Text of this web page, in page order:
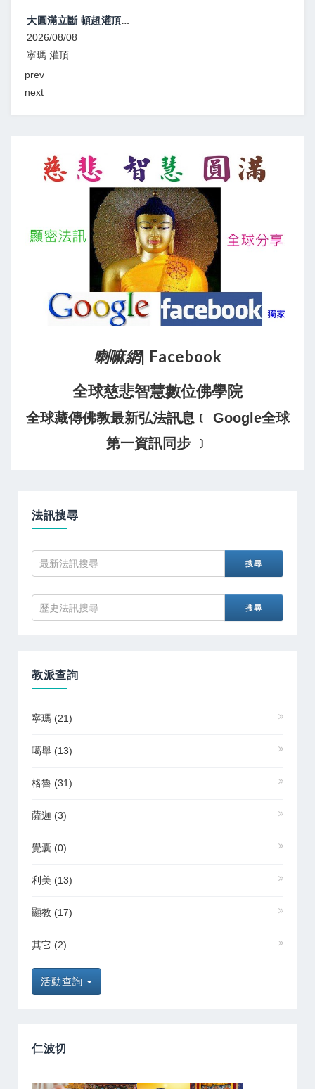
大圓滿灌頂、教學
prev
next
喇嘛網| Facebook
全球慈悲智慧數位佛學院
全球藏傳佛教最新弘法訊息﹝ Google全球
第一資訊同步 ﹞
法訊搜尋
教派查詢
寧瑪 (21)
噶舉 (13)
格魯 (31)
薩迦 (3)
覺囊 (0)
利美 (13)
顯教 (17)
其它 (2)
活動查詢
仁波切